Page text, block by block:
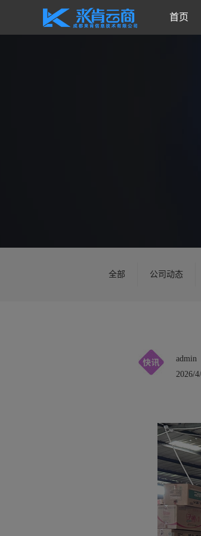
首页
全部 公司动态
admin
2026/